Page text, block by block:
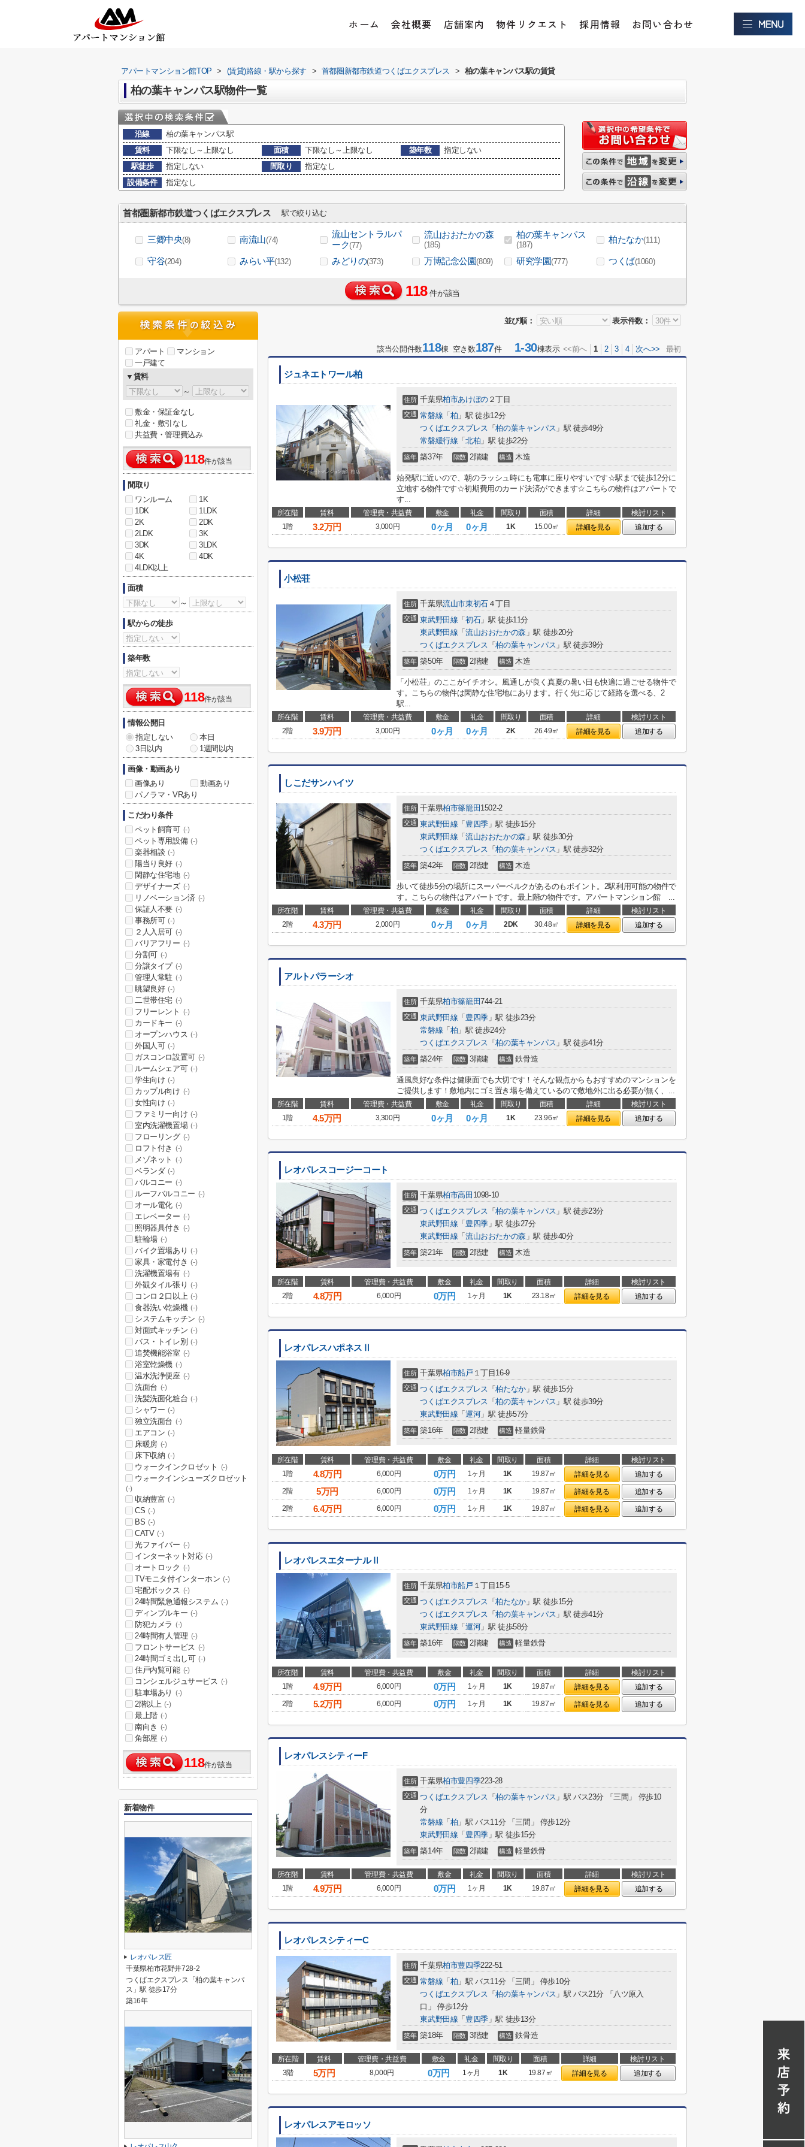
ホーム 会社概要 店舗案内 物件リクエスト 採用情報 お問い合わせ
アパートマンション館TOP > (賃貸)路線・駅から探す > 首都圏新都市鉄道つくばエクスプレス > 柏の葉キャンパス駅の賃貸
柏の葉キャンパス駅物件一覧
沿線
柏の葉キャンパス駅
賃料
下限なし～上限なし 面積 下限なし～上限なし 築年数
指定しない
駅徒歩
指定しない 間取り
指定なし
設備条件
指定なし
首都圏新都市鉄道つくばエクスプレス 駅で絞り込む
三郷中央(8) 南流山(74)
流山セントラルパ
ーク(77)
流山おおたかの森
(185)
柏の葉キャンパス
(187)
柏たなか(111)
守谷(204) みらい平(132) みどりの(373) 万博記念公園(809) 研究学園(777) つくば(1060)
118 件が該当
並び順： 表示件数：
該当公開件数118棟 空き数187件1-30棟表示 <<前へ 1 2 3 4 次へ>> 最初
ジュネエトワール柏
住所 千葉県柏市あけぼの２丁目
交通 常磐線 「 柏 」駅 徒歩12分
つくばエクスプレス 「柏の葉キャンパス 」駅 徒歩49分
常磐緩行線 「 北柏 」駅 徒歩22分
築年 築37年 階数 2階建 構造 木造
始発駅に近いので、朝のラッシュ時にも電車に座りやすいです☆駅まで徒歩12分に
立地する物件です☆初期費用のカード決済ができます☆こちらの物件はアパートで
す...
所在階 賃料 管理費・共益費 敷金 礼金 間取り 面積 詳細
検討リスト
1階
3.2万円 3,000円 0ヶ月 0ヶ月 1K 15.00㎡ 詳細を見る 追加する
小松荘
住所 千葉県流山市東初石４丁目
交通 東武野田線 「 初石」駅 徒歩11分
東武野田線 「 流山おおたかの森 」駅 徒歩20分
つくばエクスプレス 「柏の葉キャンパス 」駅 徒歩39分
築年 築50年 階数 2階建 構造 木造
「小松荘」のここがイチオシ。風通しが良く真夏の暑い日も快適に過ごせる物件で
す。こちらの物件は閑静な住宅地にあります。行く先に応じて経路を選べる、2
駅...
所在階 賃料 管理費・共益費 敷金 礼金 間取り 面積 詳細
検討リスト
2階
3.9万円 3,000円 0ヶ月 0ヶ月 2K 26.49㎡ 詳細を見る 追加する
しこだサンハイツ
住所 千葉県柏市篠籠田 1502-2
交通 東武野田線 「 豊四季」駅 徒歩15分
東武野田線 「 流山おおたかの森 」駅 徒歩30分
つくばエクスプレス 「柏の葉キャンパス 」駅 徒歩32分
築年 築42年 階数 2階建 構造 木造
歩いて徒歩5分の場所にスーパーベルクがあるのもポイント。2駅利用可能の物件で
す。こちらの物件はアパートです。最上階の物件です。アパートマンション館 ...
所在階 賃料 管理費・共益費 敷金 礼金 間取り 面積 詳細
検討リスト
2階
4.3万円 2,000円 0ヶ月 0ヶ月 2DK 30.48㎡ 詳細を見る 追加する
アルトパラーシオ
住所 千葉県柏市篠籠田744-21
交通 東武野田線 「 豊四季」駅 徒歩23分
常磐線 「 柏 」駅 徒歩24分
つくばエクスプレス 「柏の葉キャンパス 」駅 徒歩41分
築年 築24年 階数 3階建 構造 鉄骨造
通風良好な条件は健康面でも大切です！そんな観点からもおすすめのマンションを
ご提供します！敷地内にゴミ置き場を備えているので敷地外に出る必要が無く、...
所在階 賃料 管理費・共益費 敷金 礼金 間取り 面積 詳細
検討リスト
1階
4.5万円 3,300円 0ヶ月 0ヶ月 1K 23.96㎡ 詳細を見る 追加する
レオパレスコージーコート
住所 千葉県柏市高田 1098-10
交通 つくばエクスプレス 「柏の葉キャンパス 」駅 徒歩23分
東武野田線 「 豊四季」駅 徒歩27分
東武野田線 「 流山おおたかの森 」駅 徒歩40分
築年 築21年 階数 2階建 構造 木造
所在階 賃料 管理費・共益費 敷金 礼金 間取り 面積 詳細
検討リスト
2階
4.8万円 6,000円 0万円 1ヶ月 1K 23.18㎡ 詳細を見る 追加する
レオパレスハポネスⅡ
住所 千葉県柏市船戸 １丁目16-9
交通 つくばエクスプレス 「柏たなか」駅 徒歩15分
つくばエクスプレス 「柏の葉キャンパス 」駅 徒歩39分
東武野田線 「 運河」駅 徒歩57分
築年 築16年 階数 2階建 構造 軽量鉄骨
所在階 賃料 管理費・共益費 敷金 礼金 間取り 面積 詳細
検討リスト
1階
4.8万円 6,000円 0万円 1ヶ月 1K 19.87㎡ 詳細を見る
追加する
2階
5万円 6,000円 0万円 1ヶ月 1K 19.87㎡ 詳細を見る
追加する
2階
6.4万円 6,000円 0万円 1ヶ月 1K 19.87㎡ 詳細を見る 追加する
レオパレスエターナルⅡ
住所 千葉県柏市船戸 １丁目15-5
交通 つくばエクスプレス 「柏たなか」駅 徒歩15分
つくばエクスプレス 「柏の葉キャンパス 」駅 徒歩41分
東武野田線 「 運河」駅 徒歩58分
築年 築16年 階数 2階建 構造 軽量鉄骨
所在階 賃料 管理費・共益費 敷金 礼金 間取り 面積 詳細
検討リスト
1階
4.9万円 6,000円 0万円 1ヶ月 1K 19.87㎡ 詳細を見る
追加する
2階
5.2万円 6,000円 0万円 1ヶ月 1K 19.87㎡ 詳細を見る 追加する
レオパレスシティーF
住所 千葉県柏市豊四季223-28
交通 つくばエクスプレス 「柏の葉キャンパス 」駅 バス23分 「三間」 停歩10
分
常磐線 「 柏 」駅 バス11分 「三間」 停歩12分
東武野田線 「 豊四季」駅 徒歩15分
築年 築14年 階数 2階建 構造 軽量鉄骨
所在階 賃料 管理費・共益費 敷金 礼金 間取り 面積 詳細
検討リスト
1階
4.9万円 6,000円 0万円 1ヶ月 1K 19.87㎡ 詳細を見る 追加する
レオパレスシティーC
住所 千葉県柏市豊四季222-51
交通 常磐線 「 柏 」駅 バス11分 「三間」 停歩10分
つくばエクスプレス 「柏の葉キャンパス 」駅 バス21分 「八ツ原入
口」 停歩12分
東武野田線 「 豊四季」駅 徒歩13分
築年 築18年 階数 3階建 構造 鉄骨造
所在階 賃料 管理費・共益費 敷金 礼金 間取り 面積 詳細
検討リスト
3階
5万円 8,000円 0万円 1ヶ月 1K 19.87㎡ 詳細を見る 追加する
レオパレスアモロッソ
アパート
マンション
一戸建て
▼賃料
～
敷金・保証金なし
礼金・敷引なし
共益費・管理費込み
118件が該当
間取り
ワンルーム
1K
1DK
1LDK
2K
2DK
2LDK
3K
3DK
3LDK
4K
4DK
4LDK以上
面積
～
駅からの徒歩
築年数
118件が該当
情報公開日
指定しない
本日
3日以内
1週間以内
画像・動画あり
画像あり
動画あり
パノラマ・VRあり
こだわり条件
ペット飼育可 (-)
ペット専用設備 (-)
楽器相談 (-)
陽当り良好 (-)
閑静な住宅地 (-)
デザイナーズ (-)
リノベーション済 (-)
保証人不要 (-)
事務所可 (-)
２人入居可 (-)
バリアフリー (-)
分割可 (-)
分譲タイプ (-)
管理人常駐 (-)
眺望良好 (-)
二世帯住宅 (-)
フリーレント (-)
カードキー (-)
オープンハウス (-)
外国人可 (-)
ガスコンロ設置可 (-)
ルームシェア可 (-)
学生向け (-)
カップル向け (-)
女性向け (-)
ファミリー向け (-)
室内洗濯機置場 (-)
フローリング (-)
ロフト付き (-)
メゾネット (-)
ベランダ (-)
バルコニー (-)
ルーフバルコニー (-)
オール電化 (-)
エレベーター (-)
照明器具付き (-)
駐輪場 (-)
バイク置場あり (-)
家具・家電付き (-)
洗濯機置場有 (-)
外観タイル張り (-)
コンロ２口以上 (-)
食器洗い乾燥機 (-)
システムキッチン (-)
対面式キッチン (-)
バス・トイレ別 (-)
追焚機能浴室 (-)
浴室乾燥機 (-)
温水洗浄便座 (-)
洗面台 (-)
洗髪洗面化粧台 (-)
シャワー (-)
独立洗面台 (-)
エアコン (-)
床暖房 (-)
床下収納 (-)
ウォークインクロゼット (-)
ウォークインシューズクロゼット
(-)
収納豊富 (-)
CS (-)
BS (-)
CATV (-)
光ファイバー (-)
インターネット対応 (-)
オートロック (-)
TVモニタ付インターホン (-)
宅配ボックス (-)
24時間緊急通報システム (-)
ディンプルキー (-)
防犯カメラ (-)
24時間有人管理 (-)
フロントサービス (-)
24時間ゴミ出し可 (-)
住戸内覧可能 (-)
コンシェルジュサービス (-)
駐車場あり (-)
2階以上 (-)
最上階 (-)
南向き (-)
角部屋 (-)
118件が該当
新着物件
レオパレス匠
千葉県柏市花野井728-2
つくばエクスプレス「柏の葉キャンパ
ス」駅 徒歩17分
築16年